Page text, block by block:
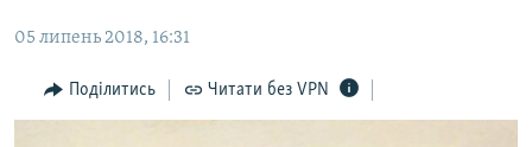
Перейти
пошукуІНТЕРВ'Ю
05 липень 2018, 16:31
Поділитись Читати без VPN